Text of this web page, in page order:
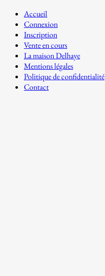
Accueil
Connexion
Inscription
Vente en cours
La maison Delhaye
Mentions légales
Politique de confidentialité
Contact